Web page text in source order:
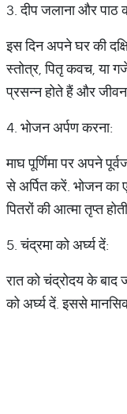
3. दीप जलाना और पाठ
इस दिन अपने घर की
स्तोत्र, पितृ कवच, या
प्रसन्न होते हैं और
4. भोजन अर्पण करना:
माघ पूर्णिमा पर अपने
से अर्पित करें. भोजन का
पितरों की आत्मा तृप्त
5. चंद्रमा को अर्घ्य दें:
रात को चंद्रोदय के
को अर्घ्य दें. इससे